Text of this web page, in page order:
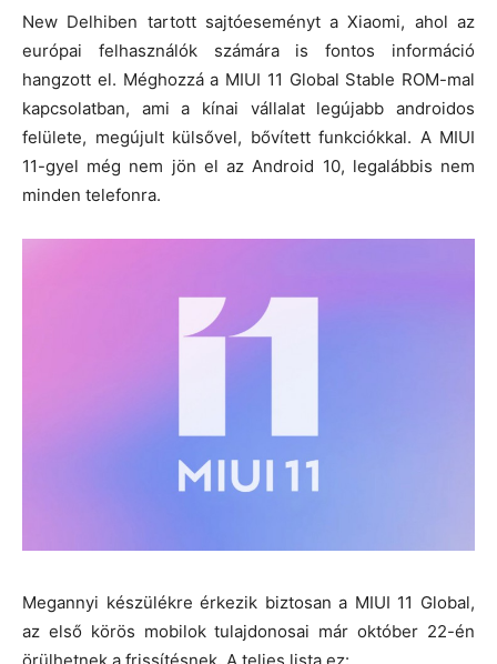
New Delhiben tartott sajtóeseményt a Xiaomi, ahol az
európai felhasználók számára is fontos információ
hangzott el. Méghozzá a MIUI 11 Global Stable ROM-mal
kapcsolatban, ami a kínai vállalat legújabb androidos
felülete, megújult külsővel, bővített funkciókkal. A MIUI
11-gyel még nem jön el az Android 10, legalábbis nem
minden telefonra.
Megannyi készülékre érkezik biztosan a MIUI 11 Global,
az első körös mobilok tulajdonosai már október 22-én